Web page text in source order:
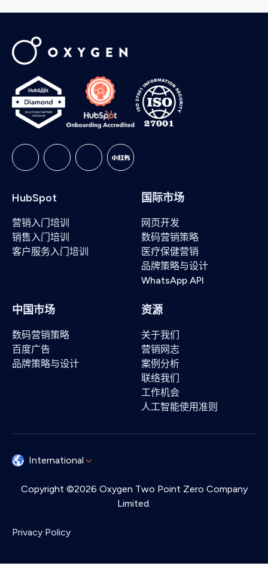
HubSpot
营销入门培训
销售入门培训
客户服务入门培训
国际市场
网页开发
数码营销策略
医疗保健营销
品牌策略与设计
WhatsApp API
中国市场
数码营销策略
百度广告
品牌策略与设计
资源
关于我们
营销网志
案例分析
联络我们
工作机会
人工智能使用准则
International
Copyright ©2026 Oxygen Two Point Zero Company
Limited.
Privacy Policy